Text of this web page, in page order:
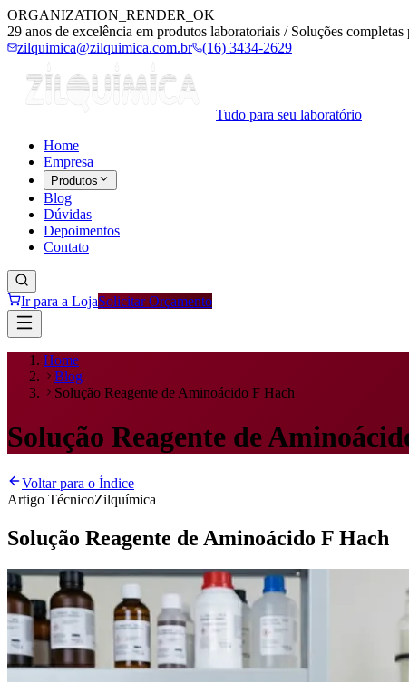
ORGANIZATION_RENDER_OK
29 anos de excelência em produtos laboratoriais / Soluções completas
zilquimica@zilquimica.com.br
(16) 3434-2629
Tudo para seu laboratório
Home
Empresa
Produtos
Blog
Dúvidas
Depoimentos
Contato
Ir para a LojaSolicitar Orçamento
Home
Blog
Solução Reagente de Aminoácido F Hach
Solução Reagente de
Voltar para o Índice
Artigo TécnicoZilquímica
Solução Reagente de Aminoácido F Hach